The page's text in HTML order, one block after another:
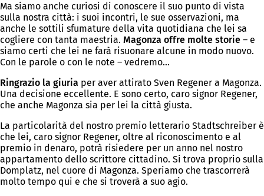
Ma siamo anche curiosi di conoscere il suo punto di vista
sulla nostra città: i suoi incontri, le sue osservazioni, ma
anche le sottili sfumature della vita quotidiana che lei sa
cogliere con tanta maestria. Magonza offre molte storie – e
siamo certi che lei ne farà risuonare alcune in modo nuovo.
Con le parole o con le note – vedremo…
Ringrazio la giuria per aver attirato Sven Regener a Magonza.
Una decisione eccellente. E sono certo, caro signor Regener,
che anche Magonza sia per lei la città giusta.
La particolarità del nostro premio letterario Stadtschreiber è
che lei, caro signor Regener, oltre al riconoscimento e al
premio in denaro, potrà risiedere per un anno nel nostro
appartamento dello scrittore cittadino. Si trova proprio sulla
Domplatz, nel cuore di Magonza. Speriamo che trascorrerà
molto tempo qui e che si troverà a suo agio.